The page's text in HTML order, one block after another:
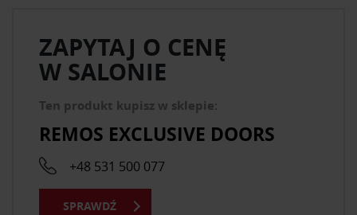
ZAPYTAJ O CENĘ
W SALONIE
Ten produkt kupisz w sklepie:
REMOS EXCLUSIVE DOORS
+48 531 500 077
SPRAWDŹ